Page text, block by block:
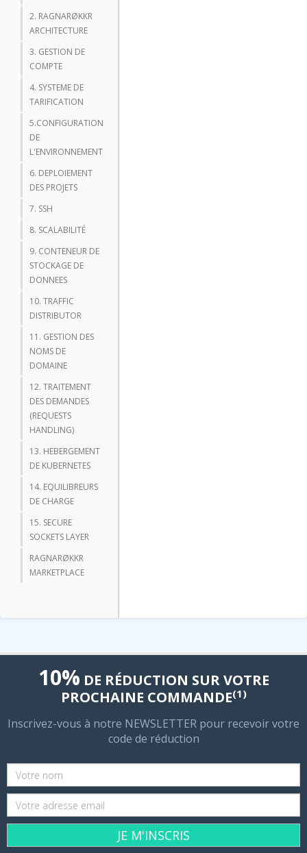
2. RAGNARØKKR
ARCHITECTURE
3. GESTION DE
COMPTE
4. SYSTEME DE
TARIFICATION
5.CONFIGURATION
DE
L'ENVIRONNEMENT
6. DEPLOIEMENT
DES PROJETS
7. SSH
8. SCALABILITÉ
9. CONTENEUR DE
STOCKAGE DE
DONNEES
10. TRAFFIC
DISTRIBUTOR
11. GESTION DES
NOMS DE
DOMAINE
12. TRAITEMENT
DES DEMANDES
(REQUESTS
HANDLING)
13. HEBERGEMENT
DE KUBERNETES
14. EQUILIBREURS
DE CHARGE
15. SECURE
SOCKETS LAYER
RAGNARØKKR
MARKETPLACE
10% DE RÉDUCTION SUR VOTRE
PROCHAINE COMMANDE(1)
Inscrivez-vous à notre NEWSLETTER pour recevoir votre
code de réduction
JE M'INSCRIS